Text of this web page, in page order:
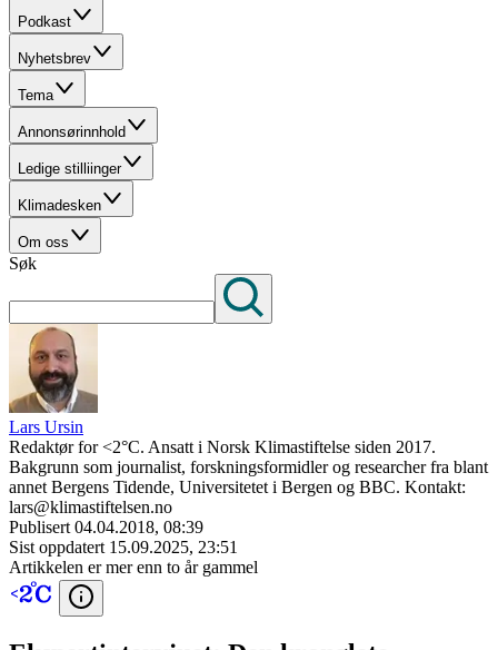
Podkast
Nyhetsbrev
Tema
Annonsørinnhold
Ledige stilliinger
Klimadesken
Om oss
Søk
Lars Ursin
Redaktør for <2°C. Ansatt i Norsk Klimastiftelse siden 2017.
Bakgrunn som journalist, forskningsformidler og researcher fra blant
annet Bergens Tidende, Universitetet i Bergen og BBC. Kontakt:
lars@klimastiftelsen.no
Publisert 04.04.2018, 08:39
Sist oppdatert 15.09.2025, 23:51
Artikkelen er mer enn to år gammel